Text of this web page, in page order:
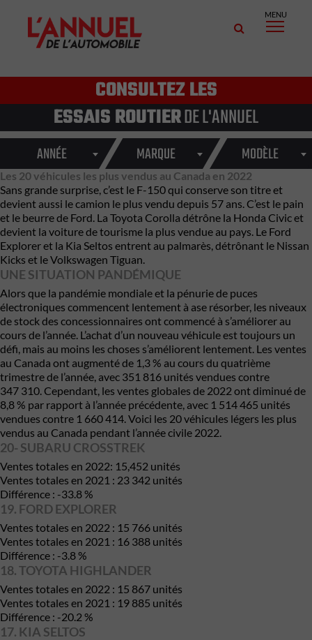
MENU
CONSULTEZ LES
ESSAIS ROUTIERDE L'ANNUEL
ANNÉE MARQUE MODÈLE
Les 20 véhicules les plus vendus au Canada en 2022
Sans grande surprise, c’est le F-150 qui conserve son titre et
devient aussi le camion le plus vendu depuis 57 ans. C’est le pain
et le beurre de Ford. La Toyota Corolla détrône la Honda Civic et
devient la voiture de tourisme la plus vendue au pays. Le Ford
Explorer et la Kia Seltos entrent au palmarès, détrônant le Nissan
Kicks et le Volkswagen Tiguan.
UNE SITUATION PANDÉMIQUE
Alors que la pandémie mondiale et la pénurie de puces
électroniques commencent lentement à ase résorber, les niveaux
de stock des concessionnaires ont commencé à s’améliorer au
cours de l’année. L’achat d’un nouveau véhicule est toujours un
défi, mais au moins les choses s’améliorent lentement. Les ventes
au Canada ont augmenté de 1,3 % au cours du quatrième
trimestre de l’année, avec 351 816 unités vendues contre
347 310. Cependant, les ventes globales de 2022 ont diminué de
8,8 % par rapport à l’année précédente, avec 1 514 465 unités
vendues contre 1 660 414. Voici les 20 véhicules légers les plus
vendus au Canada pendant l’année civile 2022.
20- SUBARU CROSSTREK
Ventes totales en 2022: 15,452 unités
Ventes totales en 2021 : 23 342 unités
Différence : -33.8 %
19. FORD EXPLORER
Ventes totales en 2022 : 15 766 unités
Ventes totales en 2021 : 16 388 unités
Différence : -3.8 %
18. TOYOTA HIGHLANDER
Ventes totales en 2022 : 15 867 unités
Ventes totales en 2021 : 19 885 unités
Différence : -20.2 %
17. KIA SELTOS